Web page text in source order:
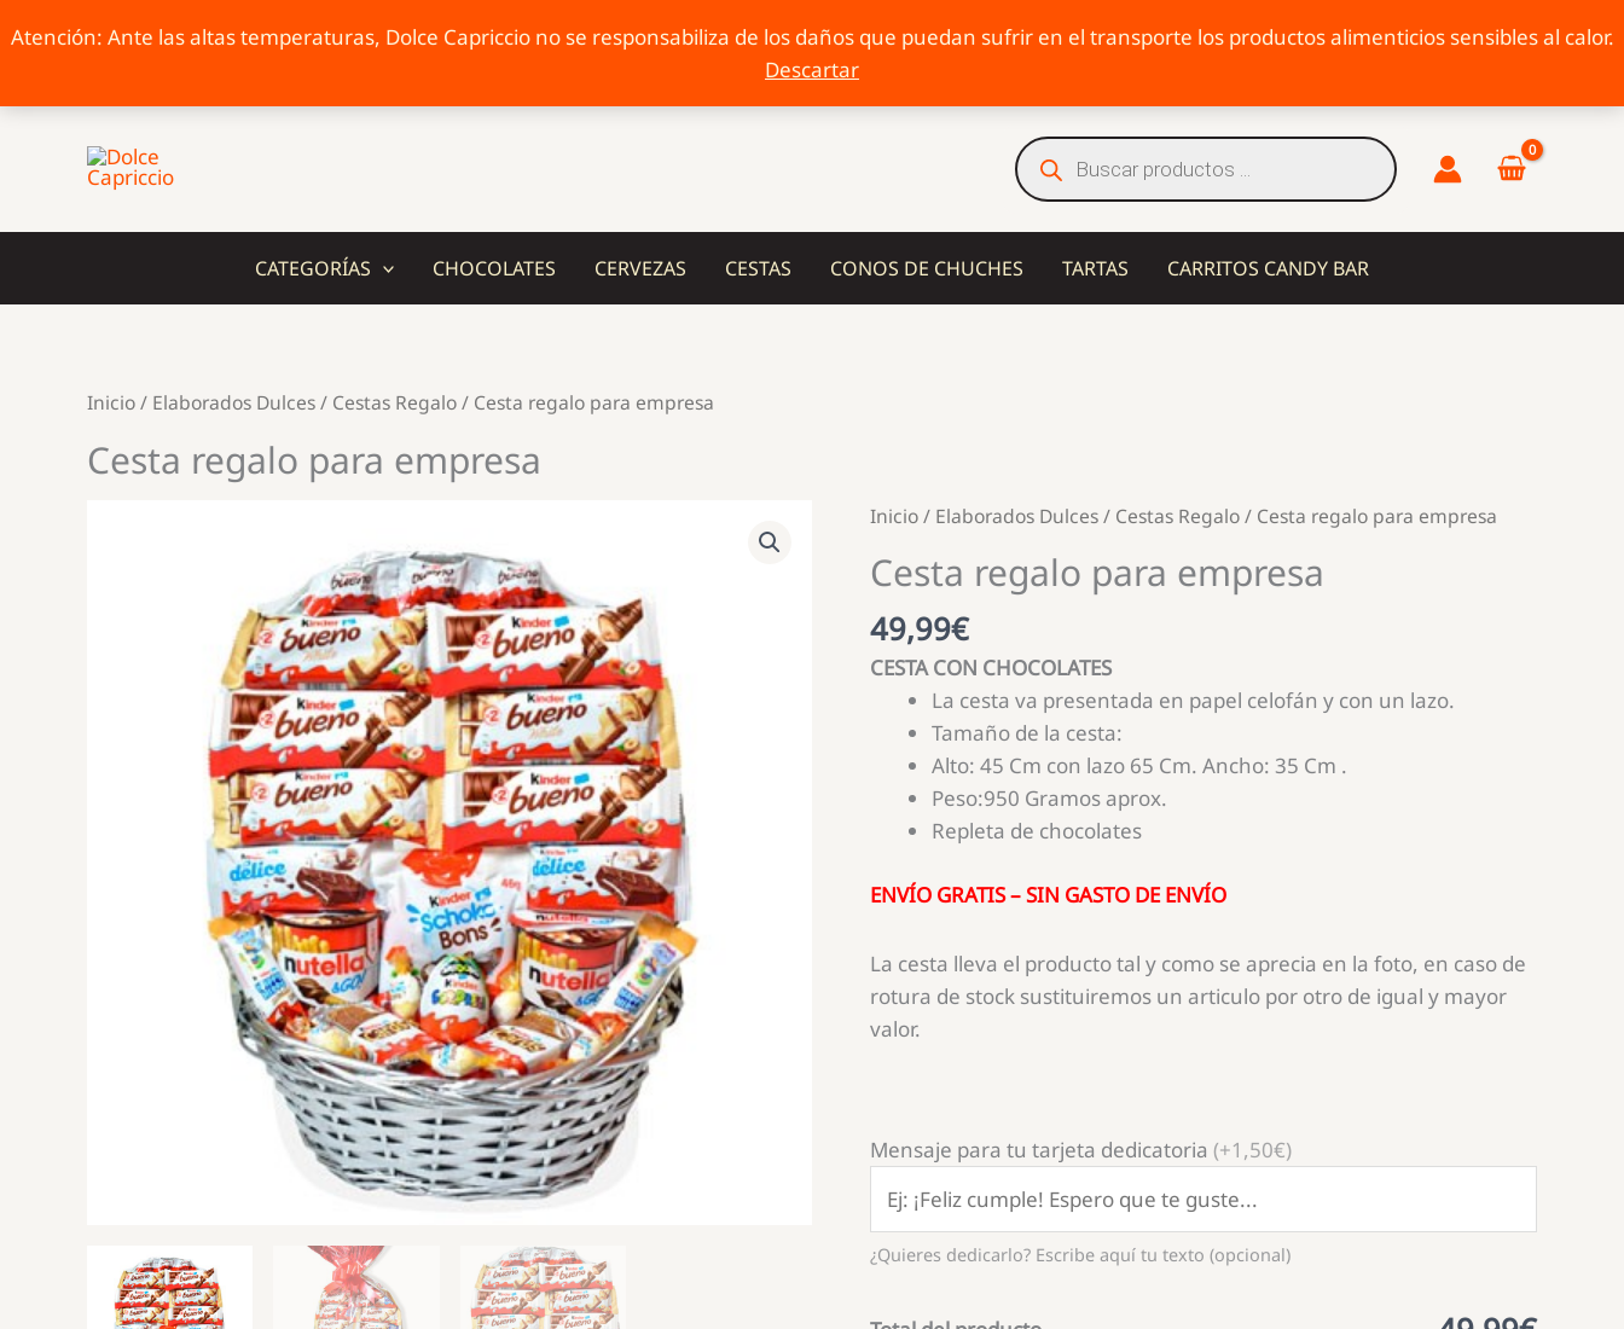
Atención: Ante las altas temperaturas, Dolce Capriccio no se responsabiliza de los daños que puedan sufrir en el transporte los productos alimenticios sensibles al calor.
Descartar
contenido
Búsqueda
de
productos
CATEGORÍAS CHOCOLATES CERVEZAS CESTAS CONOS DE CHUCHES TARTAS CARRITOS CANDY BAR
Inicio/ Elaborados Dulces/ Cestas Regalo/ Cesta regalo para empresa
Cesta regalo para empresa
Inicio/ Elaborados Dulces/ Cestas Regalo/ Cesta regalo para empresa
Cesta regalo para empresa
49,99€
CESTA CON CHOCOLATES
La cesta va presentada en papel celofán y con un lazo.
Tamaño de la cesta:
Alto: 45 Cm con lazo 65 Cm. Ancho: 35 Cm .
Peso:950 Gramos aprox.
Repleta de chocolates
ENVÍO GRATIS – SIN GASTO DE ENVÍO
La cesta lleva el producto tal y como se aprecia en la foto, en caso de
rotura de stock sustituiremos un articulo por otro de igual y mayor
valor.
Mensaje para tu tarjeta dedicatoria (+1,50€)
¿Quieres dedicarlo? Escribe aquí tu texto (opcional)